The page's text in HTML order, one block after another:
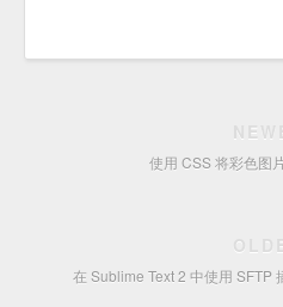
使用 CSS 将彩色图
在 Sublime Text 2 中使用 SFTP